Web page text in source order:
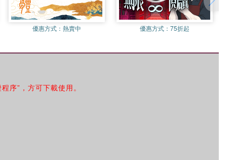
優惠方式： 熱賣中 優惠方式：75折起
序”，方可下載使用。